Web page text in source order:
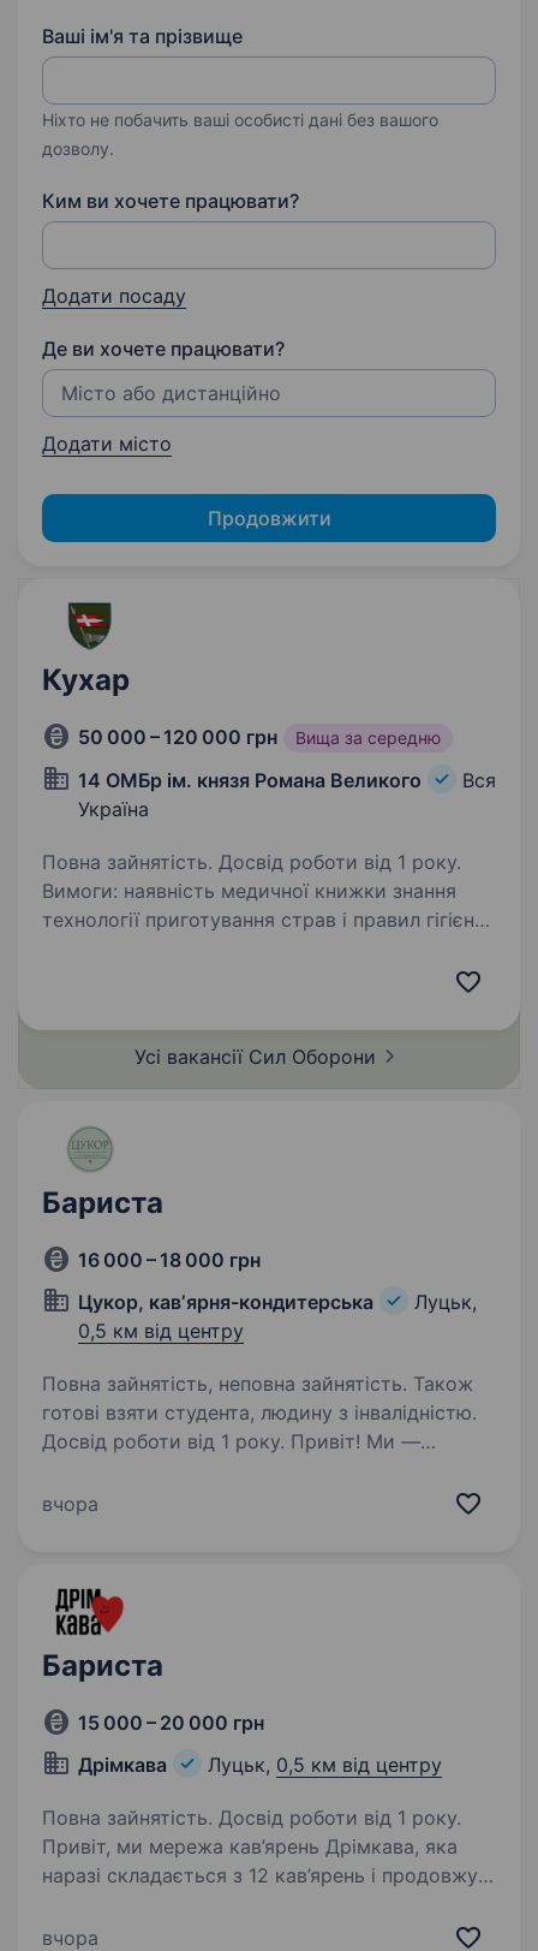
Ваші ім'я та прізвище
Ніхто не побачить ваші особисті дані без вашого
дозволу.
Ким ви хочете працювати?
Додати посаду
Де ви хочете працювати?
Додати місто
Продовжити
Кухар
50 000 – 120 000 грн Вища за середню
14 ОМБр ім. князя Романа Великого
Вся
Україна
Повна зайнятість. Досвід роботи від 1 року.
Вимоги: наявність медичної книжки знання
технології приготування страв і правил гігієни
Усі вакансії Сил Оборони
Бариста
16 000 – 18 000 грн
Цукор, кавʼярня-кондитерська
Луцьк,
0,5 км від центру
Повна зайнятість, неповна зайнятість. Також
готові взяти студента, людину з інвалідністю.
Досвід роботи від 1 року. Привіт! Ми —
у Луцьку, де кава — це не просто напій,
працювати в теплій атмосфері та створювати
смачні…
вчора
Бариста
15 000 – 20 000 грн
Дрімкава
Луцьк, 0,5 км від центру
Повна зайнятість. Досвід роботи від 1 року.
Привіт, ми мережа кав’ярень Дрімкава, яка
наразі складається з 12 кав’ярень і продовжує
локацій — отже наша команда в пошуку
вчора